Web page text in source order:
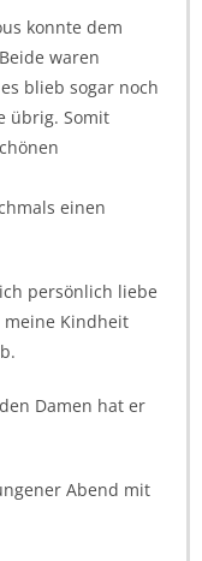
konnte dem
waren
blieb sogar noch
übrig. Somit
einen
persönlich liebe
meine Kindheit
Damen hat er
Abend mit